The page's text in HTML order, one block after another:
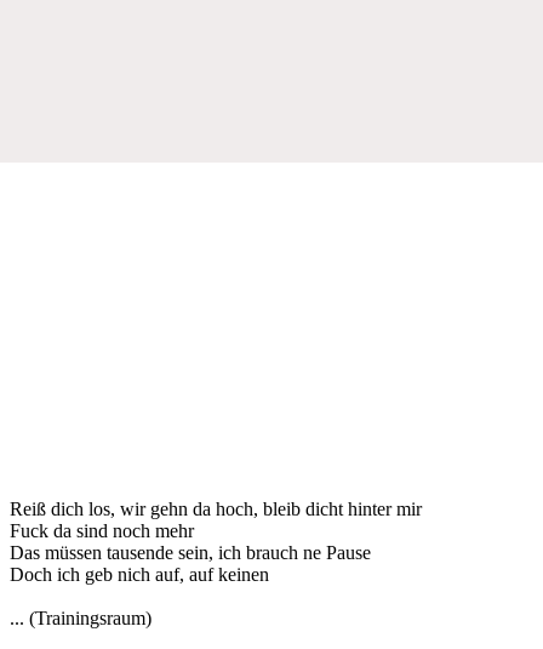
Reiß dich los, wir gehn da hoch, bleib dicht hinter mir
Fuck da sind noch mehr
Das müssen tausende sein, ich brauch ne Pause
Doch ich geb nich auf, auf keinen
... (Trainingsraum)